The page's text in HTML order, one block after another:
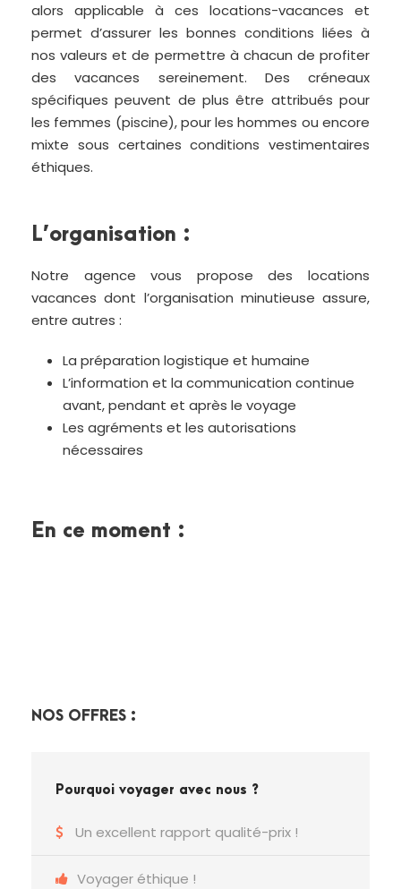
alors applicable à ces locations-vacances et
permet d’assurer les bonnes conditions liées à
nos valeurs et de permettre à chacun de profiter
des vacances sereinement. Des créneaux
spécifiques peuvent de plus être attribués pour
les femmes (piscine), pour les hommes ou encore
mixte sous certaines conditions vestimentaires
éthiques.
L’organisation :
Notre agence vous propose des locations
vacances dont l’organisation minutieuse assure,
entre autres :
La préparation logistique et humaine
L’information et la communication continue
avant, pendant et après le voyage
Les agréments et les autorisations
nécessaires
En ce moment :
NOS OFFRES :
Pourquoi voyager avec nous ?
Un excellent rapport qualité-prix !
Voyager éthique !